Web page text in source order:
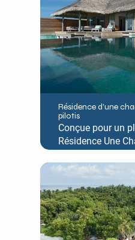
ensoleillée dans
couvert.
Résidence d'une
pilotis
Conçue pour un
Résidence Une
ultime d'un séjour
l'eau. Elle est
piscine à
une vue
coucher de soleil,
et d'un vaste